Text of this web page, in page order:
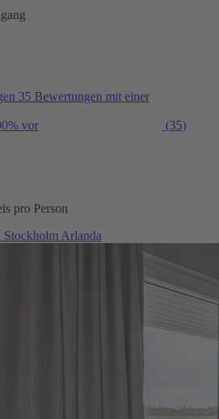
35 Bewertungen mit einer
vor
(35)
pro Person
Stockholm Arlanda